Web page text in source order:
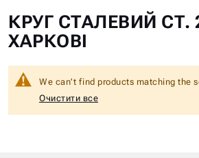
КРУГ СТАЛЕВИЙ СТ.
ХАРКОВІ
We can't find products matching the
Очистити все